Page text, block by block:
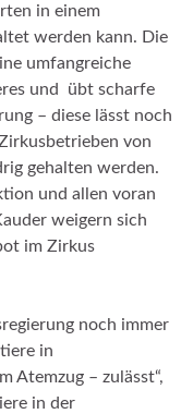
in einem
werden kann. Die
umfangreiche
und übt scharfe
– diese lässt noch
von
gehalten werden.
und allen voran
weigern sich
im Zirkus
noch immer
in
Atemzug – zulässt“,
in der